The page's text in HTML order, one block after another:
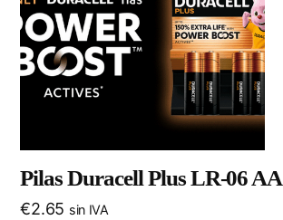
Pilas Duracell Plus LR-06 AA
€2.65 sin IVA